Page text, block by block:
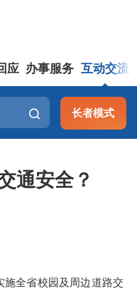
应 办事服务 互动交流
长者模式
通安全？
施全省校园及周边道路交